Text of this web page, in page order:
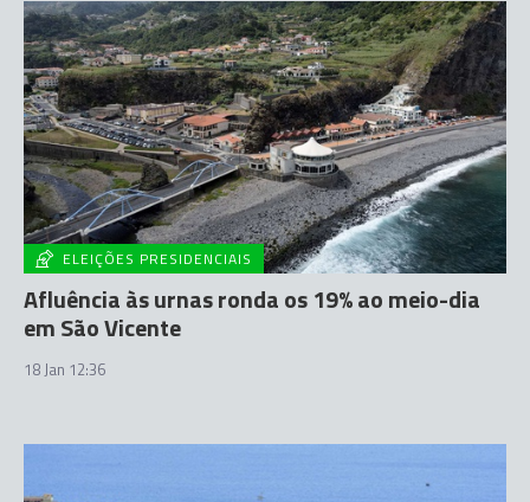
ELEIÇÕES PRESIDENCIAIS
Afluência às urnas ronda os 19% ao meio-dia
em São Vicente
18 Jan 12:36